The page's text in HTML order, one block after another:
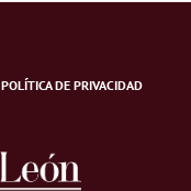
POLÍTICA DE PRIVACIDAD